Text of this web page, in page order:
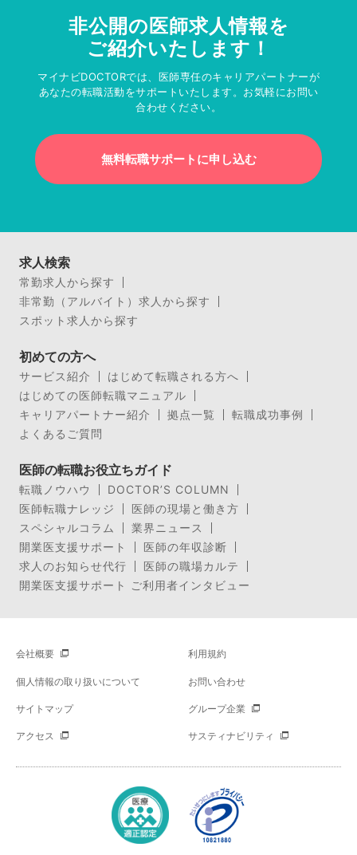
非公開の医師求人情報を
ご紹介いたします！
マイナビDOCTORでは、医師専任のキャリアパートナーが
あなたの転職活動をサポートいたします。お気軽にお問い
合わせください。
無料転職サポートに申し込む
求人検索
常勤求人から探す
非常勤（アルバイト）求人から探す
スポット求人から探す
初めての方へ
サービス紹介
はじめて転職される方へ
はじめての医師転職マニュアル
キャリアパートナー紹介
拠点一覧
転職成功事例
よくあるご質問
医師の転職お役立ちガイド
転職ノウハウ
DOCTOR’S COLUMN
医師転職ナレッジ
医師の現場と働き方
スペシャルコラム
業界ニュース
開業医支援サポート
医師の年収診断
求人のお知らせ代行
医師の職場カルテ
開業医支援サポート ご利用者インタビュー
会社概要 利用規約
個人情報の取り扱いについて お問い合わせ
サイトマップ グループ企業
アクセス サスティナビリティ